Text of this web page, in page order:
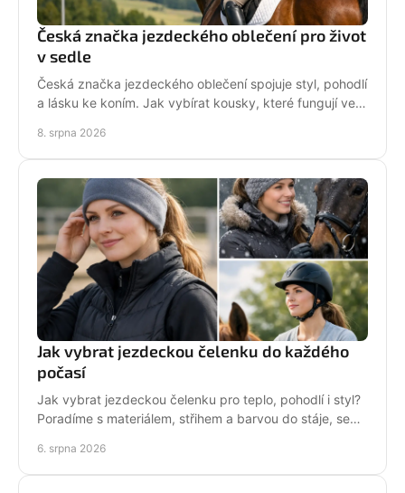
Česká značka jezdeckého oblečení pro život
v sedle
Česká značka jezdeckého oblečení spojuje styl, pohodlí
a lásku ke koním. Jak vybírat kousky, které fungují ve
8. srpna 2026
Jak vybrat jezdeckou čelenku do každého
počasí
Jak vybrat jezdeckou čelenku pro teplo, pohodlí i styl?
Poradíme s materiálem, střihem a barvou do stáje, sedla
6. srpna 2026